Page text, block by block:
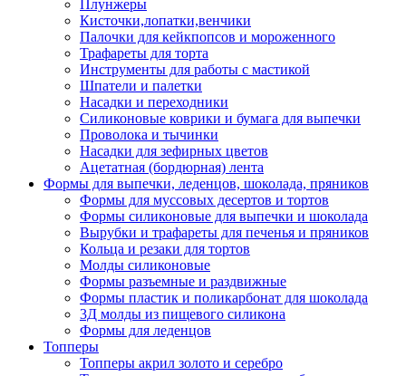
Плунжеры
Кисточки,лопатки,венчики
Палочки для кейкпопсов и мороженного
Трафареты для торта
Инструменты для работы с мастикой
Шпатели и палетки
Насадки и переходники
Силиконовые коврики и бумага для выпечки
Проволока и тычинки
Насадки для зефирных цветов
Ацетатная (бордюрная) лента
Формы для выпечки, леденцов, шоколада, пряников
Формы для муссовых десертов и тортов
Формы силиконовые для выпечки и шоколада
Вырубки и трафареты для печенья и пряников
Кольца и резаки для тортов
Молды силиконовые
Формы разъемные и раздвижные
Формы пластик и поликарбонат для шоколада
3Д молды из пищевого силикона
Формы для леденцов
Топперы
Топперы акрил золото и серебро